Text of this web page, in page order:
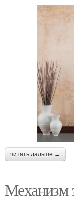
читать дальше →
Механизм